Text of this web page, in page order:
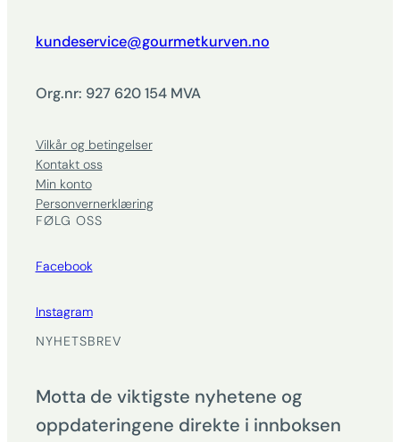
kundeservice@gourmetkurven.no
Org.nr: 927 620 154 MVA
Vilkår og betingelser
Kontakt oss
Min konto
Personvernerklæring
FØLG OSS
Facebook
Instagram
NYHETSBREV
Motta de viktigste nyhetene og
oppdateringene direkte i innboksen